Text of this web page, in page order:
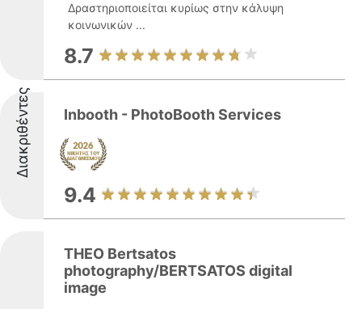
Δραστηριοποιείται κυρίως στην κάλυψη
κοινωνικών ...
8.7
Διακριθέντες Inbooth - PhotoBooth Services
9.4
THEO Bertsatos
photography/BERTSATOS digital
image